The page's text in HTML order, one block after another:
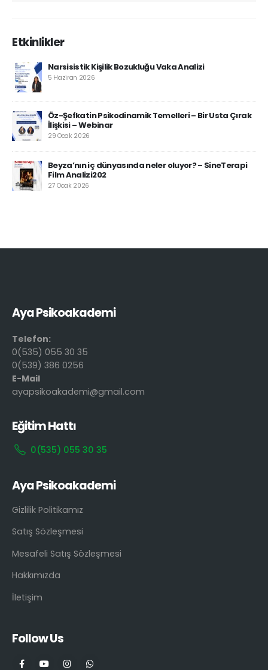
Etkinlikler
Narsisistik Kişilik Bozukluğu Vaka Analizi
5 Haziran 2026
Öz-Şefkatin Psikodinamik Temelleri – Bir Usta Çırak
İlişkisi – Webinar
29 Ocak 2026
Beyza’nın iç dünyasında neler oluyor? – SineTerapi
Film Analizi202
27 Ocak 2026
Aya Psikoakademi
Telefon:
0(535) 055 30 35
0(539) 386 0256
E-Mail
ayapsikoakademi@gmail.com
Eğitim Hattı
0(535) 055 30 35
Aya Psikoakademi
Gizlilik Politikamız
Satış Sözleşmesi
Mesafeli Satış Sözleşmesi
Hakkımızda
İletişim
Follow Us